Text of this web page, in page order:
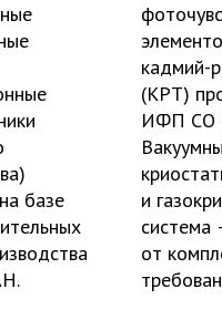
базе
кадмий-
(КРТ)
ИФП СО
и
система
от